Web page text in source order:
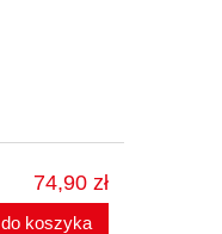
74,90 zł
do koszyka